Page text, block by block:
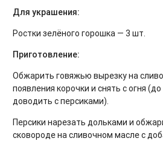
Для украшения:
Ростки зелёного горошка — 3 шт.
Приготовление:
Обжарить говяжью вырезку на
появления корочки и снять с огня
доводить с персиками).
Персики нарезать дольками и
сковороде на сливочном масле с